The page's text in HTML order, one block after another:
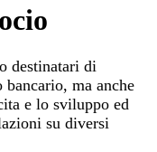
destinatari di
ma anche
e lo sviluppo ed
su diversi